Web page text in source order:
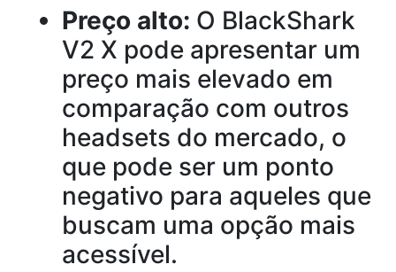
Preço alto: O BlackShark
V2 X pode apresentar um
preço mais elevado em
comparação com outros
headsets do mercado, o
que pode ser um ponto
negativo para aqueles que
buscam uma opção mais
acessível.